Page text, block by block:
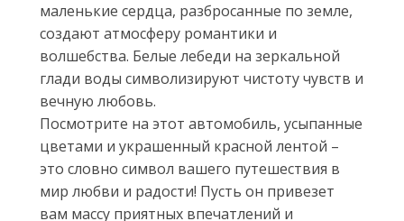
маленькие сердца, разбросанные по земле,
создают атмосферу романтики и
волшебства. Белые лебеди на зеркальной
глади воды символизируют чистоту чувств и
вечную любовь.
Посмотрите на этот автомобиль, усыпанные
цветами и украшенный красной лентой –
это словно символ вашего путешествия в
мир любви и радости! Пусть он привезет
вам массу приятных впечатлений и